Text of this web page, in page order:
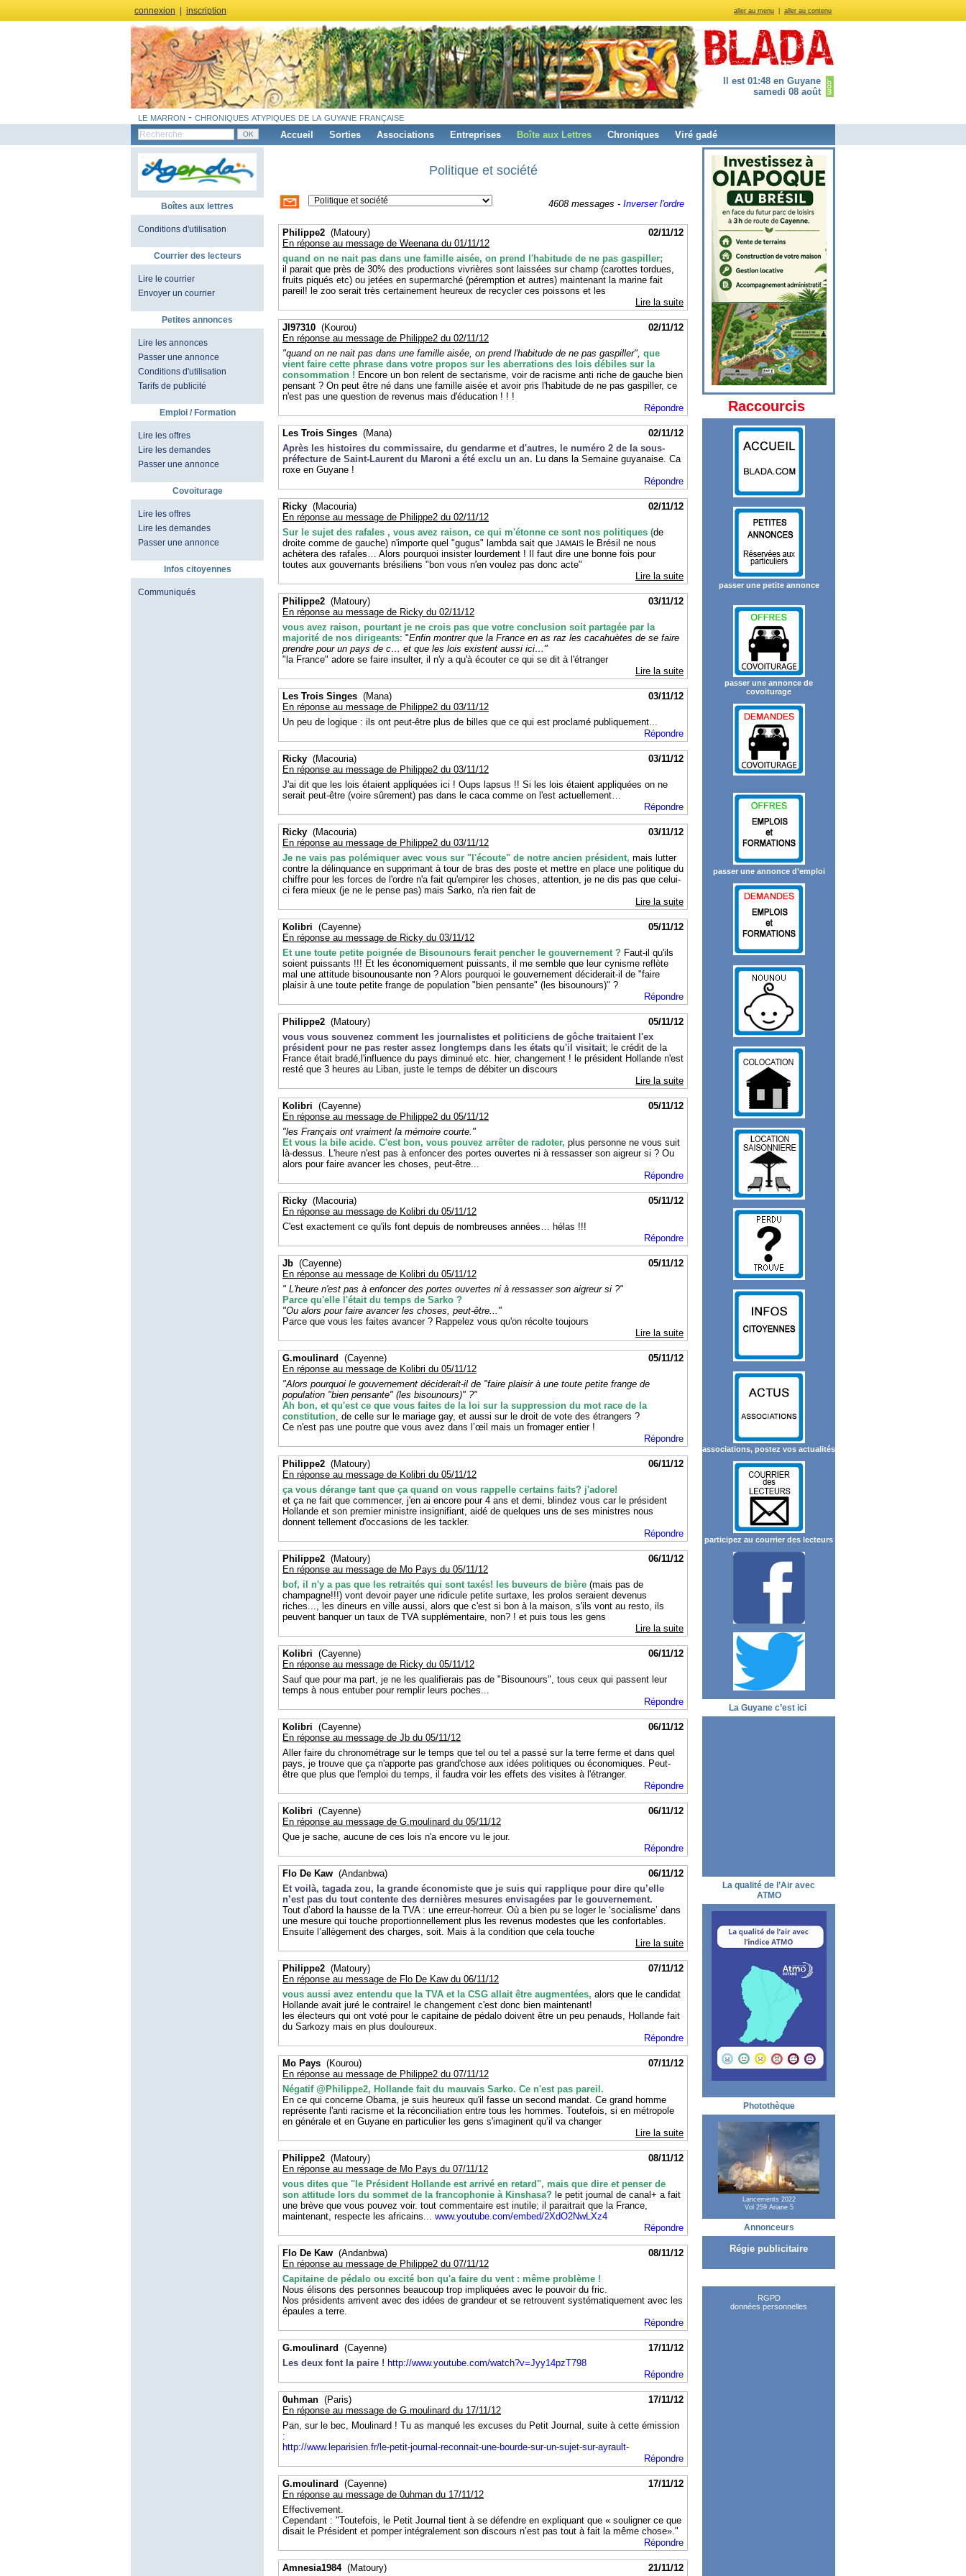
aller au menu aller au contenu
connexion inscription
Il est 01:48 en Guyane
samedi 08 août
le marron - chroniques atypiques de la guyane française
Accueil Sorties Associations Entreprises Boîte aux Lettres Chroniques Viré gadé
Boîtes aux lettres
Conditions d'utilisation
Courrier des lecteurs
Lire le courrier
Envoyer un courrier
Petites annonces
Lire les annonces
Passer une annonce
Conditions d'utilisation
Tarifs de publicité
Emploi / Formation
Lire les offres
Lire les demandes
Passer une annonce
Covoiturage
Lire les offres
Lire les demandes
Passer une annonce
Infos citoyennes
Communiqués
Politique et société
4608 messages - Inverser l'ordre
02/11/12
Philippe2 (Matoury)
En réponse au message de Weenana du 01/11/12
quand on ne nait pas dans une famille aisée, on prend l'habitude de ne pas gaspiller;
il parait que près de 30% des productions vivrières sont laissées sur champ (carottes tordues,
fruits piqués etc) ou jetées en supermarché (péremption et autres) maintenant la marine fait
pareil! le zoo serait très certainement heureux de recycler ces poissons et les
Lire la suite
02/11/12
Jl97310 (Kourou)
En réponse au message de Philippe2 du 02/11/12
"quand on ne nait pas dans une famille aisée, on prend l'habitude de ne pas gaspiller", que
vient faire cette phrase dans votre propos sur les aberrations des lois débiles sur la
consommation ! Encore un bon relent de sectarisme, voir de racisme anti riche de gauche bien
pensant ? On peut être né dans une famille aisée et avoir pris l'habitude de ne pas gaspiller, ce
n'est pas une question de revenus mais d'éducation ! ! !
Répondre
02/11/12
Les Trois Singes (Mana)
Après les histoires du commissaire, du gendarme et d'autres, le numéro 2 de la sous-
préfecture de Saint-Laurent du Maroni a été exclu un an. Lu dans la Semaine guyanaise. Ca
roxe en Guyane !
Répondre
02/11/12
Ricky (Macouria)
En réponse au message de Philippe2 du 02/11/12
Sur le sujet des rafales , vous avez raison, ce qui m'étonne ce sont nos politiques (de
droite comme de gauche) n'importe quel "gugus" lambda sait que JAMAIS le Brésil ne nous
achètera des rafales… Alors pourquoi insister lourdement ! Il faut dire une bonne fois pour
toutes aux gouvernants brésiliens "bon vous n'en voulez pas donc acte"
Lire la suite
03/11/12
Philippe2 (Matoury)
En réponse au message de Ricky du 02/11/12
vous avez raison, pourtant je ne crois pas que votre conclusion soit partagée par la
majorité de nos dirigeants: "Enfin montrer que la France en as raz les cacahuètes de se faire
prendre pour un pays de c… et que les lois existent aussi ici…"
"la France" adore se faire insulter, il n'y a qu'à écouter ce qui se dit à l'étranger
Lire la suite
03/11/12
Les Trois Singes (Mana)
En réponse au message de Philippe2 du 03/11/12
Un peu de logique : ils ont peut-être plus de billes que ce qui est proclamé publiquement...
Répondre
03/11/12
Ricky (Macouria)
En réponse au message de Philippe2 du 03/11/12
J'ai dit que les lois étaient appliquées ici ! Oups lapsus !! Si les lois étaient appliquées on ne
serait peut-être (voire sûrement) pas dans le caca comme on l'est actuellement…
Répondre
03/11/12
Ricky (Macouria)
En réponse au message de Philippe2 du 03/11/12
Je ne vais pas polémiquer avec vous sur "l'écoute" de notre ancien président, mais lutter
contre la délinquance en supprimant à tour de bras des poste et mettre en place une politique du
chiffre pour les forces de l'ordre n'a fait qu'empirer les choses, attention, je ne dis pas que celui-
ci fera mieux (je ne le pense pas) mais Sarko, n'a rien fait de
Lire la suite
05/11/12
Kolibri (Cayenne)
En réponse au message de Ricky du 03/11/12
Et une toute petite poignée de Bisounours ferait pencher le gouvernement ? Faut-il qu'ils
soient puissants !!! Et les économiquement puissants, il me semble que leur cynisme reflète
mal une attitude bisounousante non ? Alors pourquoi le gouvernement déciderait-il de "faire
plaisir à une toute petite frange de population "bien pensante" (les bisounours)" ?
Répondre
05/11/12
Philippe2 (Matoury)
vous vous souvenez comment les journalistes et politiciens de gôche traitaient l'ex
président pour ne pas rester assez longtemps dans les états qu'il visitait; le crédit de la
France était bradé,l'influence du pays diminué etc. hier, changement ! le président Hollande n'est
resté que 3 heures au Liban, juste le temps de débiter un discours
Lire la suite
05/11/12
Kolibri (Cayenne)
En réponse au message de Philippe2 du 05/11/12
"les Français ont vraiment la mémoire courte."
Et vous la bile acide. C'est bon, vous pouvez arrêter de radoter, plus personne ne vous suit
là-dessus. L'heure n'est pas à enfoncer des portes ouvertes ni à ressasser son aigreur si ? Ou
alors pour faire avancer les choses, peut-être...
Répondre
05/11/12
Ricky (Macouria)
En réponse au message de Kolibri du 05/11/12
C'est exactement ce qu'ils font depuis de nombreuses années… hélas !!!
Répondre
05/11/12
Jb (Cayenne)
En réponse au message de Kolibri du 05/11/12
" L'heure n'est pas à enfoncer des portes ouvertes ni à ressasser son aigreur si ?"
Parce qu'elle l'était du temps de Sarko ?
"Ou alors pour faire avancer les choses, peut-être..."
Parce que vous les faites avancer ? Rappelez vous qu'on récolte toujours
Lire la suite
05/11/12
G.moulinard
(Cayenne)
En réponse au message de Kolibri du 05/11/12
"Alors pourquoi le gouvernement déciderait-il de "faire plaisir à une toute petite frange de
population "bien pensante" (les bisounours)" ?"
Ah bon, et qu'est ce que vous faites de la loi sur la suppression du mot race de la
constitution, de celle sur le mariage gay, et aussi sur le droit de vote des étrangers ?
Ce n'est pas une poutre que vous avez dans l’œil mais un fromager entier !
Répondre
06/11/12
Philippe2 (Matoury)
En réponse au message de Kolibri du 05/11/12
ça vous dérange tant que ça quand on vous rappelle certains faits? j'adore!
et ça ne fait que commencer, j'en ai encore pour 4 ans et demi, blindez vous car le président
Hollande et son premier ministre insignifiant, aidé de quelques uns de ses ministres nous
donnent tellement d'occasions de les tackler.
Répondre
06/11/12
Philippe2 (Matoury)
En réponse au message de Mo Pays du 05/11/12
bof, il n'y a pas que les retraités qui sont taxés! les buveurs de bière (mais pas de
champagne!!!) vont devoir payer une ridicule petite surtaxe, les prolos seraient devenus
riches..., les dineurs en ville aussi, alors que c'est si bon à la maison, s'ils vont au resto, ils
peuvent banquer un taux de TVA supplémentaire, non? ! et puis tous les gens
Lire la suite
06/11/12
Kolibri (Cayenne)
En réponse au message de Ricky du 05/11/12
Sauf que pour ma part, je ne les qualifierais pas de "Bisounours", tous ceux qui passent leur
temps à nous entuber pour remplir leurs poches...
Répondre
06/11/12
Kolibri (Cayenne)
En réponse au message de Jb du 05/11/12
Aller faire du chronométrage sur le temps que tel ou tel a passé sur la terre ferme et dans quel
pays, je trouve que ça n'apporte pas grand'chose aux idées politiques ou économiques. Peut-
être que plus que l'emploi du temps, il faudra voir les effets des visites à l'étranger.
Répondre
06/11/12
Kolibri (Cayenne)
En réponse au message de G.moulinard du 05/11/12
Que je sache, aucune de ces lois n'a encore vu le jour.
Répondre
06/11/12
Flo De Kaw (Andanbwa)
Et voilà, tagada zou, la grande économiste que je suis qui rapplique pour dire qu’elle
n’est pas du tout contente des dernières mesures envisagées par le gouvernement.
Tout d’abord la hausse de la TVA : une erreur-horreur. Où a bien pu se loger le ‘socialisme’ dans
une mesure qui touche proportionnellement plus les revenus modestes que les confortables.
Ensuite l’allègement des charges, soit. Mais à la condition que cela touche
Lire la suite
07/11/12
Philippe2 (Matoury)
En réponse au message de Flo De Kaw du 06/11/12
vous aussi avez entendu que la TVA et la CSG allait être augmentées, alors que le candidat
Hollande avait juré le contraire! le changement c'est donc bien maintenant!
les électeurs qui ont voté pour le capitaine de pédalo doivent être un peu penauds, Hollande fait
du Sarkozy mais en plus douloureux.
Répondre
07/11/12
Mo Pays (Kourou)
En réponse au message de Philippe2 du 07/11/12
Négatif @Philippe2, Hollande fait du mauvais Sarko. Ce n'est pas pareil.
En ce qui concerne Obama, je suis heureux qu'il fasse un second mandat. Ce grand homme
représente l'anti racisme et la réconciliation entre tous les hommes. Toutefois, si en métropole
en générale et en Guyane en particulier les gens s'imaginent qu’il va changer
Lire la suite
08/11/12
Philippe2 (Matoury)
En réponse au message de Mo Pays du 07/11/12
vous dites que "le Président Hollande est arrivé en retard", mais que dire et penser de
son attitude lors du sommet de la francophonie à Kinshasa? le petit journal de canal+ a fait
une brève que vous pouvez voir. tout commentaire est inutile; il paraitrait que la France,
maintenant, respecte les africains... www.youtube.com/embed/2XdO2NwLXz4
Répondre
08/11/12
Flo De Kaw (Andanbwa)
En réponse au message de Philippe2 du 07/11/12
Capitaine de pédalo ou excité bon qu'a faire du vent : même problème !
Nous élisons des personnes beaucoup trop impliquées avec le pouvoir du fric.
Nos présidents arrivent avec des idées de grandeur et se retrouvent systématiquement avec les
épaules a terre.
Répondre
17/11/12
G.moulinard
(Cayenne)
Les deux font la paire ! http://www.youtube.com/watch?v=Jyy14pzT798
Répondre
17/11/12
0uhman (Paris)
En réponse au message de G.moulinard du 17/11/12
Pan, sur le bec, Moulinard ! Tu as manqué les excuses du Petit Journal, suite à cette émission
:
http://www.leparisien.fr/le-petit-journal-reconnait-une-bourde-sur-un-sujet-sur-ayrault-
Répondre
17/11/12
G.moulinard
(Cayenne)
En réponse au message de 0uhman du 17/11/12
Effectivement.
Cependant : "Toutefois, le Petit Journal tient à se défendre en expliquant que « souligner ce que
disait le Président et pomper intégralement son discours n’est pas tout à fait la même chose»."
Répondre
21/11/12
Amnesia1984(Matoury)
Raccourcis
passer une petite annonce
passer une annonce de
covoiturage
passer une annonce d’emploi
associations, postez vos actualités
participez au courrier des lecteurs
La Guyane c’est ici
La qualité de l’Air avec
ATMO
Photothèque
Lancements 2022
Vol 259 Ariane 5
Annonceurs
Régie publicitaire
RGPD
données personnelles